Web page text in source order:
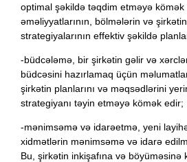
optimal şəkildə təqdim etməyə kömək
əməliyyatlarının, bölmələrin və
strategiyalarının effektiv şəkildə
-büdcələmə, bir şirkətin gəlir və
büdcəsini hazırlamaq üçün
şirkətin planlarını və məqsədlərini
strategiyanı təyin etməyə kömək edir;
-mənimsəmə və idarəetmə, yeni
xidmətlərin mənimsəmə və idarə
Bu, şirkətin inkişafına və böyüməsinə